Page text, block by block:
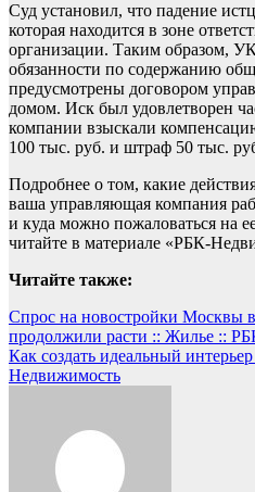
Суд установил, что падение
которая находится в зоне
организации. Таким образом,
обязанности по содержанию
предусмотрены договором
домом. Иск был удовлетворен
компании взыскали
100 тыс. руб. и штраф 50 тыс.
Подробнее о том, какие
ваша управляющая компания
и куда можно пожаловаться на
читайте в материале «РБК-
Читайте также:
Навигация
по
записям
Спрос на новостройки Москвы
продолжили расти :: Жилье ::
Как создать идеальный
Недвижимость